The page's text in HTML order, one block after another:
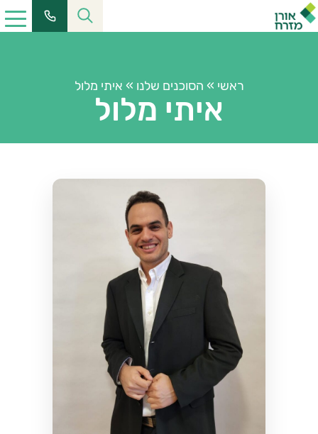
ראשי » הסוכנים שלנו » איתי מלול
איתי מלול